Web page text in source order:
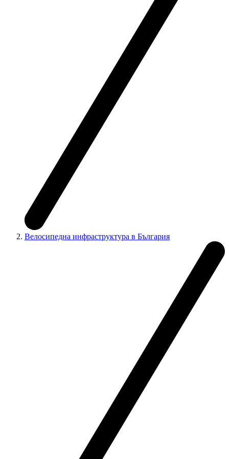
Велосипедна инфраструктура в България